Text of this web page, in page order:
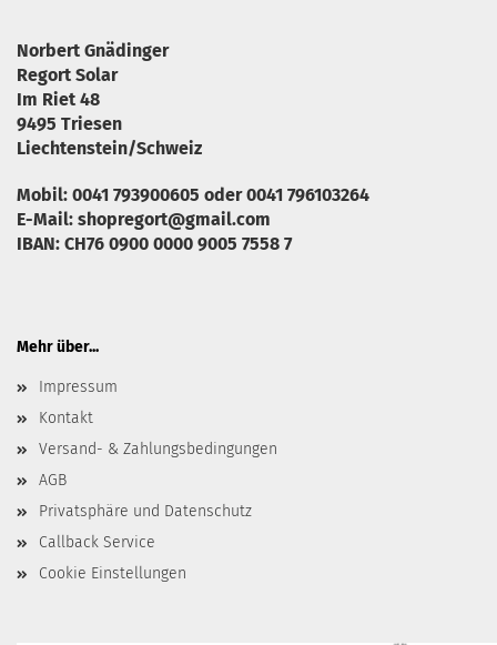
Norbert Gnädinger
Regort Solar
Im Riet 48
9495 Triesen
Liechtenstein/Schweiz
Mobil: 0041 793900605 oder 0041 796103264
E-Mail: shopregort@gmail.com
IBAN: CH76 0900 0000 9005 7558 7
Mehr über...
Impressum
Kontakt
Versand- & Zahlungsbedingungen
AGB
Privatsphäre und Datenschutz
Callback Service
Cookie Einstellungen